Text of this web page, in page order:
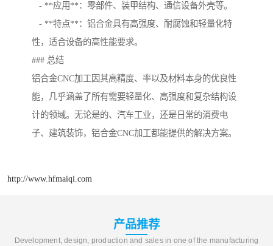
- **应用**：零部件、装甲结构、通信设备外壳等。
- **特点**：铝合金具有高强度、耐腐蚀和轻量化特
性，适合设备的高性能要求。
### 总结
铝合金CNC加工因其高精度、率以及材料本身的优良性
能，几乎涵盖了所有需要轻量化、高强度和复杂结构设
计的领域。无论是的、汽车工业，还是日常的消费电
子、建筑装饰，铝合金CNC加工都能提供的解决方案。
http://www.hfmaiqi.com
产品推荐
Development, design, production and sales in one of the manufacturing